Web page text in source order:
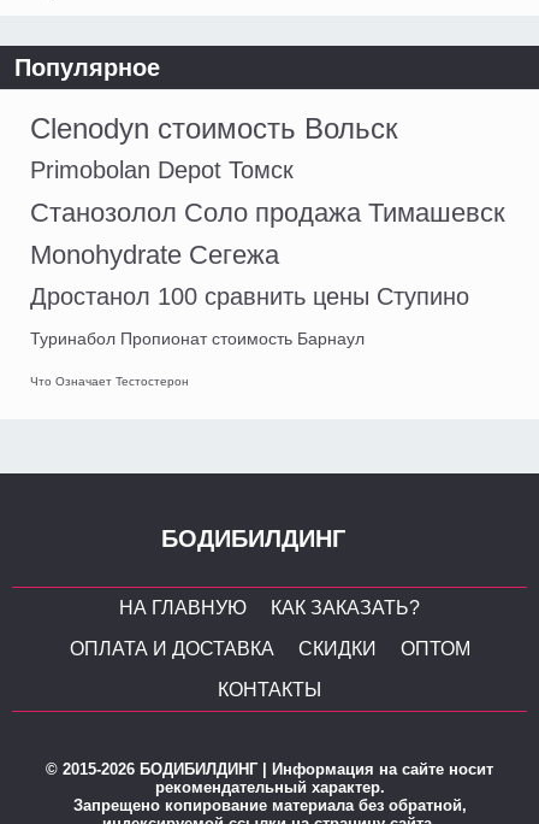
Популярное
Clenodyn стоимость Вольск
Primobolan Depot Томск
Станозолол Соло продажа Тимашевск
Monohydrate Сегежа
Дростанол 100 сравнить цены Ступино
Туринабол Пропионат стоимость Барнаул
Что Означает Тестостерон
БОДИБИЛДИНГ
НА ГЛАВНУЮ
КАК ЗАКАЗАТЬ?
ОПЛАТА И ДОСТАВКА
СКИДКИ
ОПТОМ
КОНТАКТЫ
© 2015-2026 БОДИБИЛДИНГ | Информация на сайте носит
рекомендательный характер.
Запрещено копирование материала без обратной,